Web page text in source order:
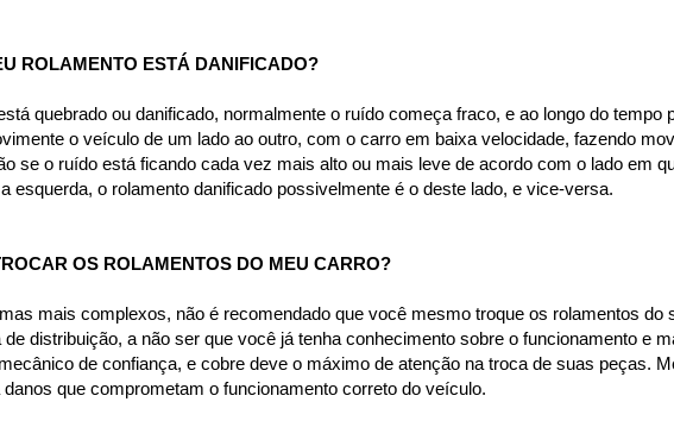
ROLAMENTO ESTÁ DANIFICADO?
quebrado ou danificado, normalmente o ruído começa fraco, e ao longo do
o veículo de um lado ao outro, com o carro em baixa velocidade, fazendo
se o ruído está ficando cada vez mais alto ou mais leve de acordo com o lado em
esquerda, o rolamento danificado possivelmente é o deste lado, e vice-versa.
OS ROLAMENTOS DO MEU CARRO?
mais complexos, não é recomendado que você mesmo troque os rolamentos
distribuição, a não ser que você já tenha conhecimento sobre o funcionamento e
de confiança, e cobre deve o máximo de atenção na troca de suas peças.
que comprometam o funcionamento correto do veículo.